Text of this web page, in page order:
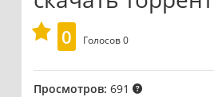
0 Голосов0
Просмотров: 691